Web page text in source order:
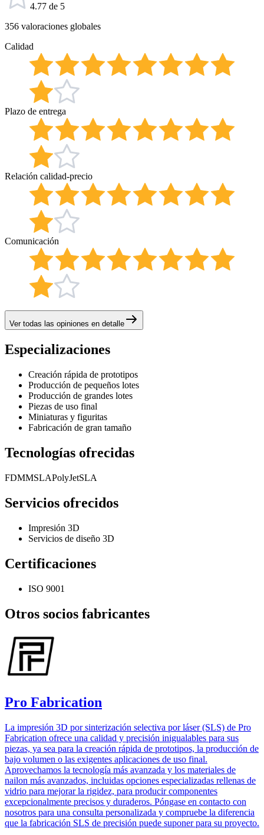
4.77 de 5
356 valoraciones globales
Calidad
Plazo de entrega
Relación calidad-precio
Comunicación
Ver todas las opiniones en detalle
Especializaciones
Creación rápida de prototipos
Producción de pequeños lotes
Producción de grandes lotes
Piezas de uso final
Miniaturas y figuritas
Fabricación de gran tamaño
Tecnologías ofrecidas
FDMMSLAPolyJetSLA
Servicios ofrecidos
Impresión 3D
Servicios de diseño 3D
Certificaciones
ISO 9001
Otros socios fabricantes
Pro Fabrication
La impresión 3D por sinterización selectiva por láser (SLS) de Pro
Fabrication ofrece una calidad y precisión inigualables para sus
piezas, ya sea para la creación rápida de prototipos, la producción de
bajo volumen o las exigentes aplicaciones de uso final.
Aprovechamos la tecnología más avanzada y los materiales de
nailon más avanzados, incluidas opciones especializadas rellenas de
vidrio para mejorar la rigidez, para producir componentes
excepcionalmente precisos y duraderos. Póngase en contacto con
nosotros para una consulta personalizada y compruebe la diferencia
que la fabricación SLS de precisión puede suponer para su proyecto.